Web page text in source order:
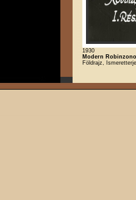
1930
Modern
Földrajz,